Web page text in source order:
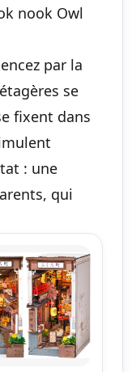
nook Owl
par la
se
fixent dans
: une
qui